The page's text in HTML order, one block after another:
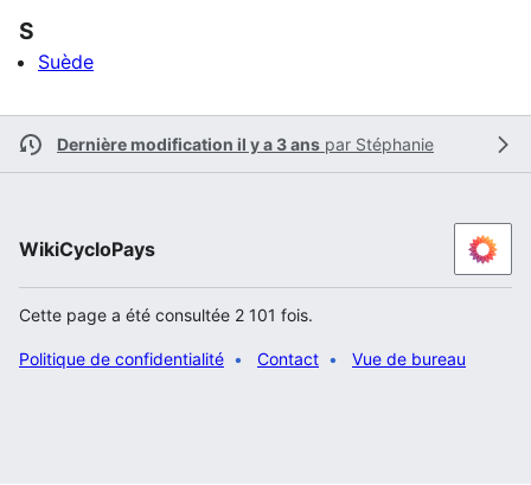
S
Suède
Dernière modification il y a 3 ans par Stéphanie
WikiCycloPays
Cette page a été consultée 2 101 fois.
Politique de confidentialité Contact Vue de bureau